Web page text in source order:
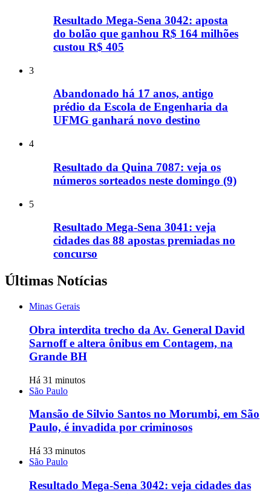
Resultado Mega-Sena 3042: aposta
do bolão que ganhou R$ 164 milhões
custou R$ 405
3
Abandonado há 17 anos, antigo
prédio da Escola de Engenharia da
UFMG ganhará novo destino
4
Resultado da Quina 7087: veja os
números sorteados neste domingo (9)
5
Resultado Mega-Sena 3041: veja
cidades das 88 apostas premiadas no
concurso
Últimas Notícias
Minas Gerais
Obra interdita trecho da Av. General David
Sarnoff e altera ônibus em Contagem, na
Grande BH
Há 31 minutos
São Paulo
Mansão de Silvio Santos no Morumbi, em São
Paulo, é invadida por criminosos
Há 33 minutos
São Paulo
Resultado Mega-Sena 3042: veja cidades das